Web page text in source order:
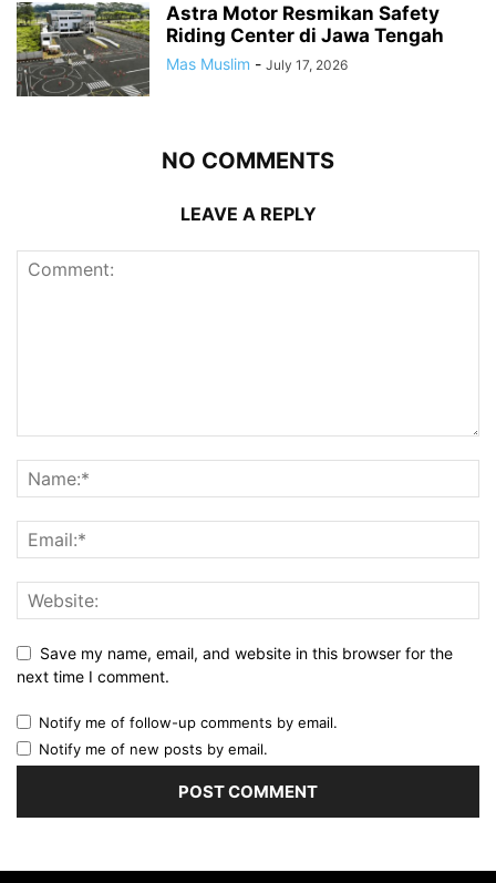
Astra Motor Resmikan Safety
Riding Center di Jawa Tengah
Mas Muslim - July 17, 2026
NO COMMENTS
LEAVE A REPLY
Save my name, email, and website in this browser for the
next time I comment.
Notify me of follow-up comments by email.
Notify me of new posts by email.